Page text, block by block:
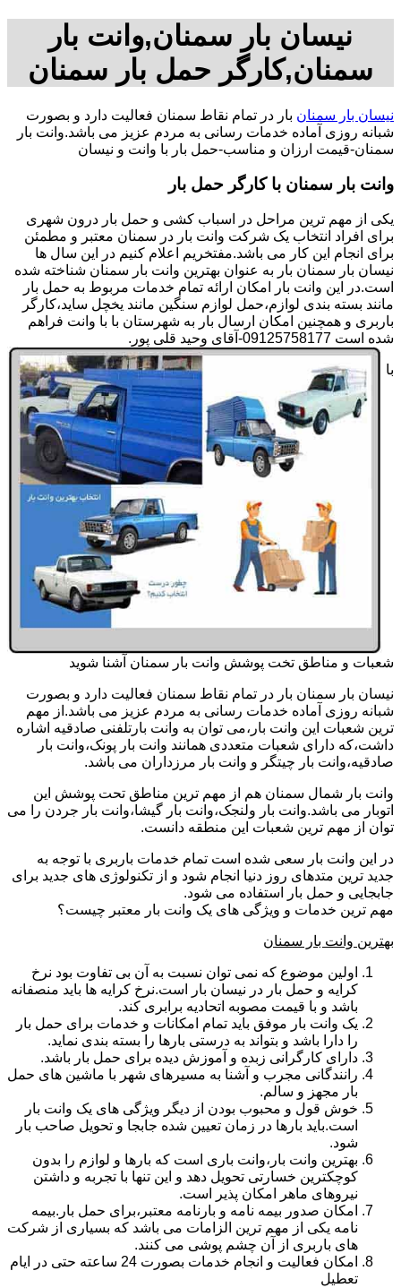
نیسان بار سمنان,وانت بار
سمنان,کارگر حمل بار سمنان
نیسان بار سمنان بار در تمام نقاط سمنان فعالیت دارد و بصورت
شبانه روزی آماده خدمات رسانی به مردم عزیز می باشد.وانت بار
سمنان-قیمت ارزان و مناسب-حمل بار با وانت و نیسان
وانت بار سمنان با کارگر حمل بار
یکی از مهم ترین مراحل در اسباب کشی و حمل بار درون شهری
برای افراد انتخاب یک شرکت وانت بار در سمنان معتبر و مطمئن
برای انجام این کار می باشد.مفتخریم اعلام کنیم در این سال ها
نیسان بار سمنان بار به عنوان بهترین وانت بار سمنان شناخته شده
است.در این وانت بار امکان ارائه تمام خدمات مربوط به حمل بار
مانند بسته بندی لوازم،حمل لوازم سنگین مانند یخچل ساید،کارگر
باربری و همچنین امکان ارسال بار به شهرستان با با وانت فراهم
شده است 09125758177-آقای وحید قلی پور.
با
شعبات و مناطق تخت پوشش وانت بار سمنان آشنا شوید
نیسان بار سمنان بار در تمام نقاط سمنان فعالیت دارد و بصورت
شبانه روزی آماده خدمات رسانی به مردم عزیز می باشد.از مهم
ترین شعبات این وانت بار،می توان به وانت بارتلفنی صادقیه اشاره
داشت،که دارای شعبات متعددی همانند وانت بار پونک،وانت بار
صادقیه،وانت بار چیتگر و وانت بار مرزداران می باشد.
وانت بار شمال سمنان هم از مهم ترین مناطق تحت پوشش این
اتوبار می باشد.وانت بار ولنجک،وانت بار گیشا،وانت بار جردن را می
توان از مهم ترین شعبات این منطقه دانست.
در این وانت بار سعی شده است تمام خدمات باربری با توجه به
جدید ترین متدهای روز دنیا انجام شود و از تکنولوژی های جدید برای
جابجایی و حمل بار استفاده می شود.
مهم ترین خدمات و ویژگی های یک وانت بار معتبر چیست؟
بهترین وانت بار سمنان
اولین موضوع که نمی توان نسبت به آن بی تفاوت بود نرخ
کرایه و حمل بار در نیسان بار است.نرخ کرایه ها باید منصفانه
باشد و با قیمت مصوبه اتحادیه برابری کند.
یک وانت بار موفق باید تمام امکانات و خدمات برای حمل بار
را دارا باشد و بتواند به درستی بارها را بسته بندی نماید.
دارای کارگرانی زبده و آموزش دیده برای حمل بار باشد.
رانندگانی مجرب و آشنا به مسیرهای شهر با ماشین های حمل
بار مجهز و سالم.
خوش قول و محبوب بودن از دیگر ویژگی های یک وانت بار
است.باید بارها در زمان تعیین شده جابجا و تحویل صاحب بار
شود.
بهترین وانت بار،وانت باری است که بارها و لوازم را بدون
کوچکترین خسارتی تحویل دهد و این تنها با تجربه و داشتن
نیروهای ماهر امکان پذیر است.
امکان صدور بیمه نامه و بارنامه معتبر،برای حمل بار.بیمه
نامه یکی از مهم ترین الزامات می باشد که بسیاری از شرکت
های باربری از آن چشم پوشی می کنند.
امکان فعالیت و انجام خدمات بصورت 24 ساعته حتی در ایام
تعطیل